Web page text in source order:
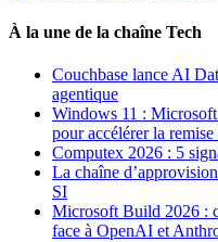
À la une de la chaîne Tech
Couchbase lance AI
agentique
Windows 11 :
pour accélérer la
Computex 2026 : 5
La chaîne
SI
Microsoft Build 2026 :
face à OpenAI et